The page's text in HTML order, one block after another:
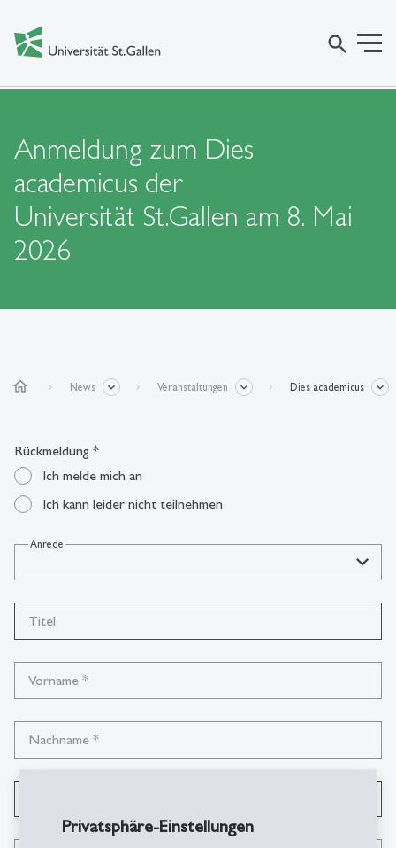
Privatsphäre-Einstellungen
search
Anmeldung zum Dies
academicus der
Universität St.Gallen am 8. Mai
2026
home News Veranstaltungen Dies academicus
Rückmeldung *
Ich melde mich an
Ich kann leider nicht teilnehmen
Anrede
Titel
Vorname *
Nachname *